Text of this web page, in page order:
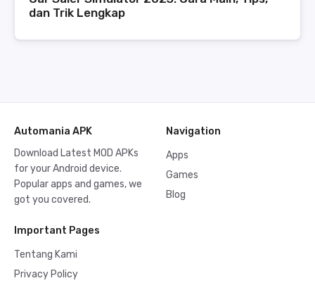
dan Trik Lengkap
Automania APK
Download Latest MOD APKs
for your Android device.
Popular apps and games, we
got you covered.
Navigation
Apps
Games
Blog
Important Pages
Tentang Kami
Privacy Policy